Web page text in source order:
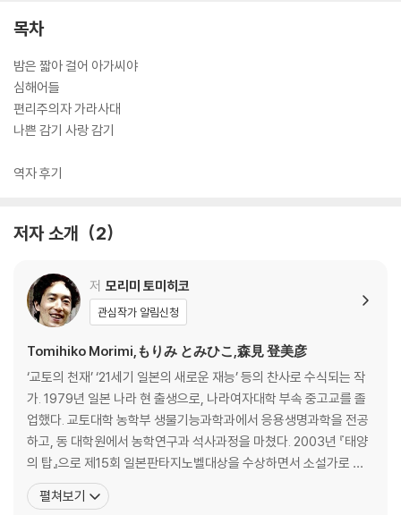
유력 출판전문지 [다빈치] ‘올해의 책’ 1위, 일본 서점대상 2위, 기노쿠니야
수상하는 영예를 누렸다.
이야기의 골격은 ‘검은 머리 귀여운 후배 아가씨’를 짝사랑하는 어수룩한
선배 남학생의 안타까운 분투기. 하지만 무대가 되는 교토의 마을과 대학
을 대거 등장시켜 현실과 가상을 주물럭주물럭한, 아주 뛰어난 ‘망상력’이
주인공 ‘나’는 한 여자에 대한 뜨거운 연정으로 가슴을 태우며 고뇌하고 있
가씨’. 소설은 바로 현실 세계에서는 있을 수 없을 것 같은 ‘아가씨’에 대한
한 남자의 짝사랑이라는 그 전형적인 시추에이션을 발판으로 독자들을 이
야기 속 환상의 세계로 끌어들인다.
려보내는 헌책시장의 신, 사랑을 이루기 위해 일 년 동안 팬티를 갈아입지
않은 ‘빤스총반장’, 고약한 고리대금업자이자 사랑스러운 술꾼 이백 씨, 그
리고 길가의 구르는 돌멩이처럼 그녀라는 성 주위의 해자를 착실히 공략하
는 주인공 ‘나’까지 현실과 망상이 뒤섞인 캐릭터들이 즐비한 이 소설은 주
인공 ‘나’와 그녀의 관계 이외의 모든 것들을 판타지적 상상력으로 눙쳐내
어 독자들을 꿈과 현실 속에서 기분 좋게 몽롱하게 만든다.
목차
밤은 짧아 걸어 아가씨야
심해어들
편리주의자 가라사대
나쁜 감기 사랑 감기
역자 후기
저자 소개 2
저 모리미 토미히코
관심작가 알림신청
Tomihiko Morimi,もりみ とみひこ,森見 登美彦
‘교토의 천재’ ‘21세기 일본의 새로운 재능’ 등의 찬사로 수식되는 작
가. 1979년 일본 나라 현 출생으로, 나라여자대학 부속 중고교를 졸
업했다. 교토대학 농학부 생물기능과학과에서 응용생명과학을 전공
하고, 동 대학원에서 농학연구과 석사과정을 마쳤다. 2003년 『태양
의 탑』으로 제15회 일본판타지노벨대상을 수상하면서 소설가로 데
뷔했다. 2006년에는 천진난만한 후배 아가씨와 그녀의 뒤를 쫓는 어
수룩한 선배의 청춘판타지 『밤은 짧아 걸어 아가씨야』로 제20회 야
펼쳐보기